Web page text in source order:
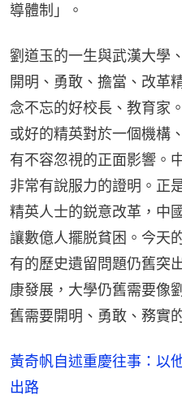
導體制」。
劉道玉的一生與武漢大學
開明、勇敢、擔當、改革
念不忘的好校長、教育家
或好的精英對於一個機構
有不容忽視的正面影響。
非常有說服力的證明。正
精英人士的鋭意改革，中
讓數億人擺脱貧困。今天
有的歷史遺留問題仍舊突
康發展，大學仍舊需要像
舊需要開明、勇敢、務實
黃奇帆自述重慶往事：以
出路